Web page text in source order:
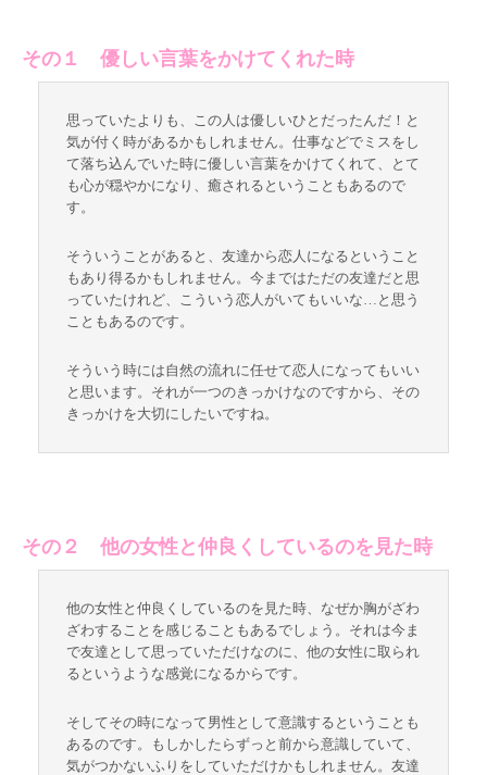
その１ 優しい言葉をかけてくれた時
思っていたよりも、この人は優しいひとだったんだ！と
気が付く時があるかもしれません。仕事などでミスをし
て落ち込んでいた時に優しい言葉をかけてくれて、とて
も心が穏やかになり、癒されるということもあるので
す。
そういうことがあると、友達から恋人になるということ
もあり得るかもしれません。今まではただの友達だと思
っていたけれど、こういう恋人がいてもいいな…と思う
こともあるのです。
そういう時には自然の流れに任せて恋人になってもいい
と思います。それが一つのきっかけなのですから、その
きっかけを大切にしたいですね。
その２ 他の女性と仲良くしているのを見た時
他の女性と仲良くしているのを見た時、なぜか胸がざわ
ざわすることを感じることもあるでしょう。それは今ま
で友達として思っていただけなのに、他の女性に取られ
るというような感覚になるからです。
そしてその時になって男性として意識するということも
あるのです。もしかしたらずっと前から意識していて、
気がつかないふりをしていただけかもしれません。友達